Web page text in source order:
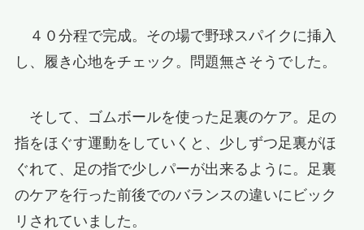
４０分程で完成。その場で野球スパイクに挿入
し、履き心地をチェック。問題無さそうでした。
そして、ゴムボールを使った足裏のケア。足の
指をほぐす運動をしていくと、少しずつ足裏がほ
ぐれて、足の指で少しパーが出来るように。足裏
のケアを行った前後でのバランスの違いにビック
リされていました。